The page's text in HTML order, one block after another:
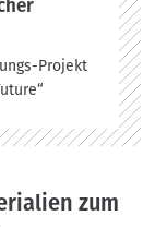
Projekt
zum